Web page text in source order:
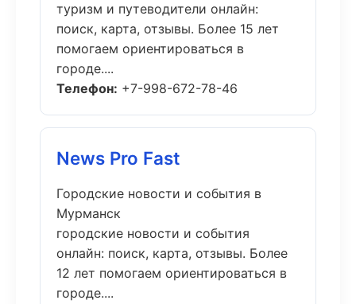
туризм и путеводители онлайн:
поиск, карта, отзывы. Более 15 лет
помогаем ориентироваться в
городе....
Телефон: +7-998-672-78-46
News Pro Fast
Городские новости и события в
Мурманск
городские новости и события
онлайн: поиск, карта, отзывы. Более
12 лет помогаем ориентироваться в
городе....